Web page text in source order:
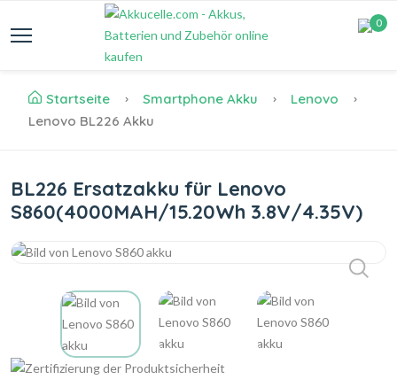
0
Startseite Smartphone Akku
Lenovo
Lenovo BL226 Akku
BL226 Ersatzakku für Lenovo
S860(4000MAH/15.20Wh 3.8V/4.35V)